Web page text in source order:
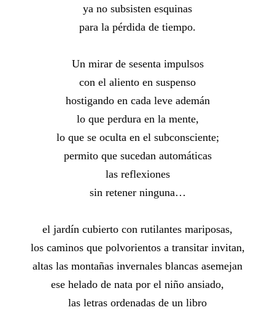
ya no subsisten esquinas
para la pérdida de tiempo.
Un mirar de sesenta impulsos
con el aliento en suspenso
hostigando en cada leve ademán
lo que perdura en la mente,
lo que se oculta en el subconsciente;
permito que sucedan automáticas
las reflexiones
sin retener ninguna…
el jardín cubierto con rutilantes mariposas,
los caminos que polvorientos a transitar invitan,
altas las montañas invernales blancas asemejan
ese helado de nata por el niño ansiado,
las letras ordenadas de un libro